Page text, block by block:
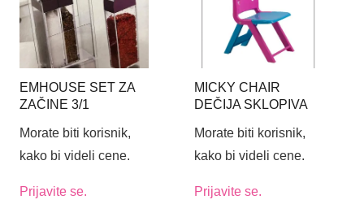
EMHOUSE SET ZA
ZAČINE 3/1
Morate biti korisnik,
kako bi videli cene.
Prijavite se.
MICKY CHAIR
DEČIJA SKLOPIVA
Morate biti korisnik,
kako bi videli cene.
Prijavite se.